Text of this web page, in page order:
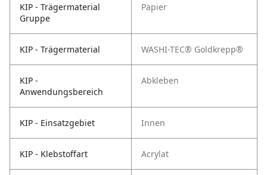
KIP - Trägermaterial
Gruppe
Papier
KIP - Trägermaterial WASHI-TEC® Goldkrepp®
KIP -
Anwendungsbereich
Abkleben
KIP - Einsatzgebiet Innen
KIP - Klebstoffart Acrylat